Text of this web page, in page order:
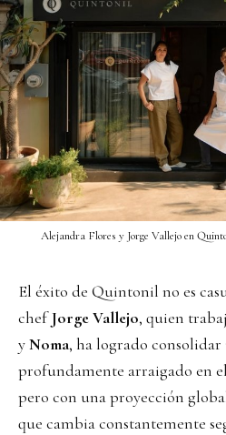
Alejandra Flores y Jorge Vallejo en
El éxito de Quintonil no es
chefJorge Vallejo, quien
yNoma, ha logrado
profundamente arraigado en
pero con una proyección
que cambia constantemente